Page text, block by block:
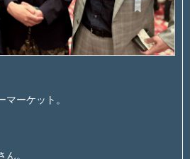
ーケット。
。